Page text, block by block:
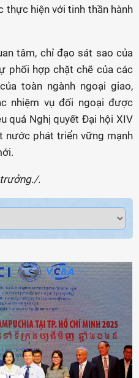
thực hiện với tinh thần hành
tâm, chỉ đạo sát sao của
phối hợp chặt chẽ của các
toàn ngành ngoại giao,
nhiệm vụ đối ngoại được
quả Nghị quyết Đại hội XIV
nước phát triển vững mạnh
.